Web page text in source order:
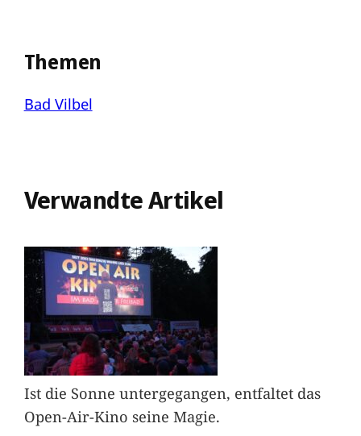
Themen
Bad Vilbel
Verwandte Artikel
Ist die Sonne untergegangen, entfaltet das
Open-Air-Kino seine Magie.